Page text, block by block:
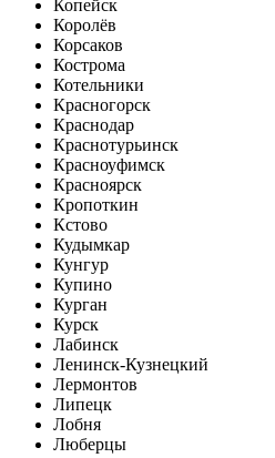
Копейск
Королёв
Корсаков
Кострома
Котельники
Красногорск
Краснодар
Краснотурьинск
Красноуфимск
Красноярск
Кропоткин
Кстово
Кудымкар
Кунгур
Купино
Курган
Курск
Лабинск
Ленинск-Кузнецкий
Лермонтов
Липецк
Лобня
Люберцы